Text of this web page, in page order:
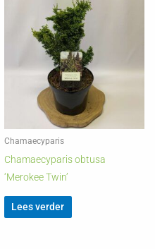
Chamaecyparis
Chamaecyparis obtusa
‘Merokee Twin’
Lees verder